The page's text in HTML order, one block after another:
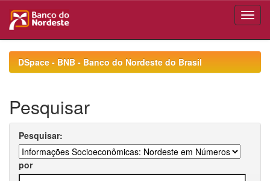
navigationDSpace - BNB - Banco do Nordeste do Brasil
Pesquisar
Pesquisar:
por